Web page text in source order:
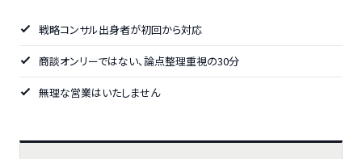
戦略コンサル出身者が初回から対応
商談オンリーではない、論点整理重視の30分
無理な営業はいたしません